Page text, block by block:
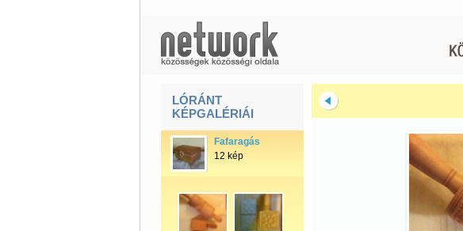
LÓRÁNT
KÉPGALÉRIÁI
Fafaragás
12 kép